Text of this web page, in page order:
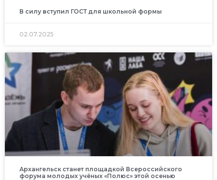
В силу вступил ГОСТ для школьной формы
02.07.2025
Архангельск станет площадкой Всероссийского
форума молодых учёных «Полюс» этой осенью